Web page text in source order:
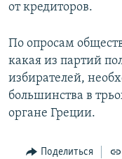
от кредиторов.
По опросам
какая из партий
избирателей,
большинства в
органе Греции.
Поделиться